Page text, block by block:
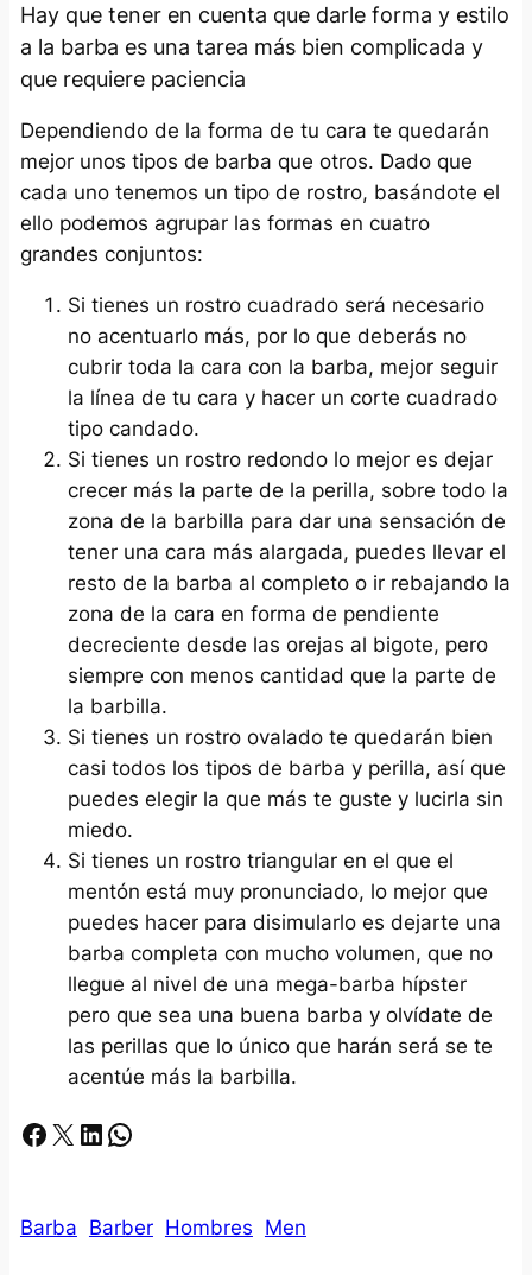
Hay que tener en cuenta que darle forma y estilo
a la barba es una tarea más bien complicada y
que requiere paciencia
Dependiendo de la forma de tu cara te quedarán
mejor unos tipos de barba que otros. Dado que
cada uno tenemos un tipo de rostro, basándote el
ello podemos agrupar las formas en cuatro
grandes conjuntos:
Si tienes un rostro cuadrado será necesario
no acentuarlo más, por lo que deberás no
cubrir toda la cara con la barba, mejor seguir
la línea de tu cara y hacer un corte cuadrado
tipo candado.
Si tienes un rostro redondo lo mejor es dejar
crecer más la parte de la perilla, sobre todo la
zona de la barbilla para dar una sensación de
tener una cara más alargada, puedes llevar el
resto de la barba al completo o ir rebajando la
zona de la cara en forma de pendiente
decreciente desde las orejas al bigote, pero
siempre con menos cantidad que la parte de
la barbilla.
Si tienes un rostro ovalado te quedarán bien
casi todos los tipos de barba y perilla, así que
puedes elegir la que más te guste y lucirla sin
miedo.
Si tienes un rostro triangular en el que el
mentón está muy pronunciado, lo mejor que
puedes hacer para disimularlo es dejarte una
barba completa con mucho volumen, que no
llegue al nivel de una mega-barba hípster
pero que sea una buena barba y olvídate de
las perillas que lo único que harán será se te
acentúe más la barbilla.
Facebook X LinkedIn Whatsapp
Barba Barber Hombres Men